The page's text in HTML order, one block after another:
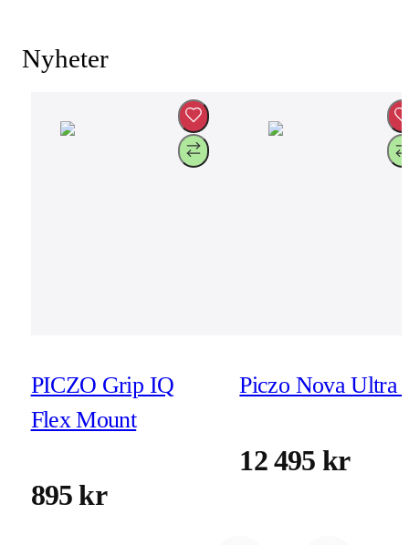
Nyheter
PICZO Grip IQ
Flex Mount
895 kr
Piczo Nova Ultra
12 495 kr